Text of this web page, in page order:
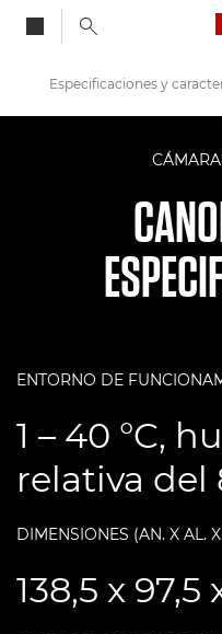
Cámaras digitales
Canon EOS R5 - Cámaras
ENTORNO DE
1 – 40 °C,
relativa del
DIMENSIONES (AN. X AL.
138,5 x